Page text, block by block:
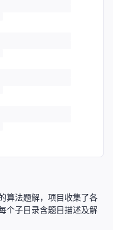
算法题解，项目收集了各
个子目录含题目描述及解